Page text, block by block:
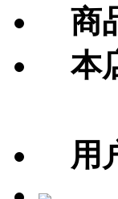
商
本
用